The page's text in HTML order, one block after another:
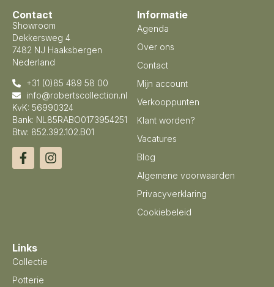
Contact
Showroom
Dekkersweg 4
7482 NJ Haaksbergen
Nederland
+31 (0)85 489 58 00
info@robertscollection.nl
KvK: 56990324
Bank: NL85RABO0173954251
Btw: 852.392.102.B01
Informatie
Agenda
Over ons
Contact
Mijn account
Verkooppunten
Klant worden?
Vacatures
Blog
Algemene voorwaarden
Privacyverklaring
Cookiebeleid
Links
Collectie
Potterie